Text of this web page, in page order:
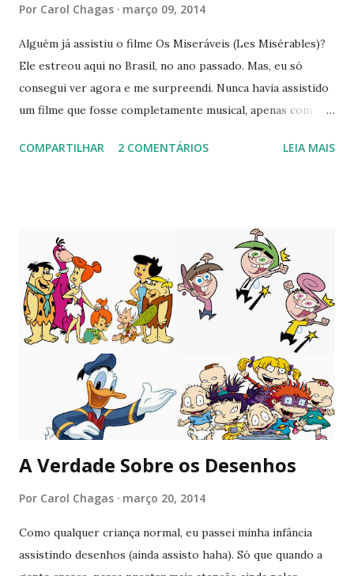
Por Carol Chagas março 09, 2014
Alguém já assistiu o filme Os Miseráveis (Les Misérables)?
Ele estreou aqui no Brasil, no ano passado. Mas, eu só
consegui ver agora e me surpreendi. Nunca havia assistido
um filme que fosse completamente musical, apenas com
Rock, Grease, Footloose). Com um elenco invejável: Hugh
encantadoras. O cenário e a fotografia são deslumbrantes,
tanto que eu assisti pelo computador e ainda assim,
mergulhei na história. Sinopse: Adaptação de musical da
Broadway, que por sua vez foi inspirado em clássica obra do
escritor Victor Hugo. A história se passa em plena
Revolução Francesa do século XIX. Jean Valjean (Hugh
Jackman) rouba um pão para alimentar a irmã mais nova e
acaba sendo preso por isso. Solto tempos depois, ele
tentará recomeçar sua vida e se redimir. Ao mesmo tempo...
COMPARTILHAR 2 COMENTÁRIOS LEIA MAIS
A Verdade Sobre os Desenhos
Por Carol Chagas março 20, 2014
Como qualquer criança normal, eu passei minha infância
assistindo desenhos (ainda assisto haha). Só que quando a